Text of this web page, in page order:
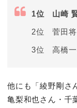
1位 山崎
2位 菅田将
3位 高橋一
他にも「綾野剛さ
亀梨和也さん・千